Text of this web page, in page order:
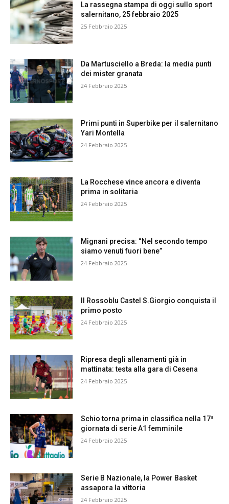
La rassegna stampa di oggi sullo sport
salernitano, 25 febbraio 2025
25 Febbraio 2025
Da Martusciello a Breda: la media punti
dei mister granata
24 Febbraio 2025
Primi punti in Superbike per il salernitano
Yari Montella
24 Febbraio 2025
La Rocchese vince ancora e diventa
prima in solitaria
24 Febbraio 2025
Mignani precisa: “Nel secondo tempo
siamo venuti fuori bene”
24 Febbraio 2025
Il Rossoblu Castel S.Giorgio conquista il
primo posto
24 Febbraio 2025
Ripresa degli allenamenti già in
mattinata: testa alla gara di Cesena
24 Febbraio 2025
Schio torna prima in classifica nella 17ª
giornata di serie A1 femminile
24 Febbraio 2025
Serie B Nazionale, la Power Basket
assapora la vittoria
24 Febbraio 2025